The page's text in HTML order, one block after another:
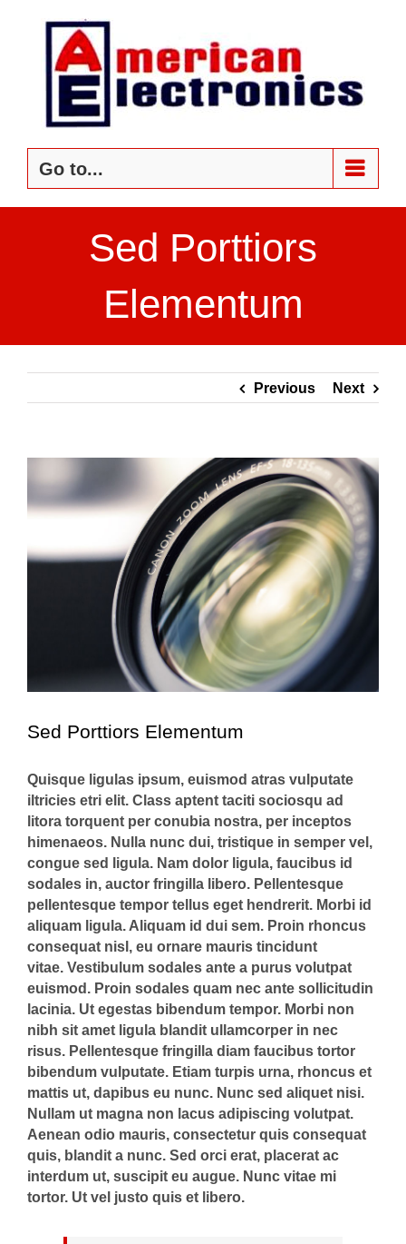
Go to...
Sed Porttiors
Elementum
Previous Next
Larger
Image
Sed Porttiors Elementum
Quisque ligulas ipsum, euismod atras vulputate
iltricies etri elit. Class aptent taciti sociosqu ad
litora torquent per conubia nostra, per inceptos
himenaeos. Nulla nunc dui, tristique in semper vel,
congue sed ligula. Nam dolor ligula, faucibus id
sodales in, auctor fringilla libero. Pellentesque
pellentesque tempor tellus eget hendrerit. Morbi id
aliquam ligula. Aliquam id dui sem. Proin rhoncus
consequat nisl, eu ornare mauris tincidunt
vitae. Vestibulum sodales ante a purus volutpat
euismod. Proin sodales quam nec ante sollicitudin
lacinia. Ut egestas bibendum tempor. Morbi non
nibh sit amet ligula blandit ullamcorper in nec
risus. Pellentesque fringilla diam faucibus tortor
bibendum vulputate. Etiam turpis urna, rhoncus et
mattis ut, dapibus eu nunc. Nunc sed aliquet nisi.
Nullam ut magna non lacus adipiscing volutpat.
Aenean odio mauris, consectetur quis consequat
quis, blandit a nunc. Sed orci erat, placerat ac
interdum ut, suscipit eu augue. Nunc vitae mi
tortor. Ut vel justo quis et libero.